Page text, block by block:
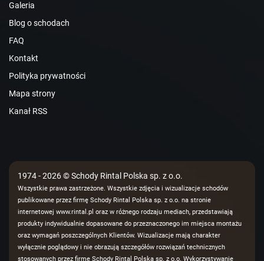
Galeria
Blog o schodach
FAQ
Kontakt
Polityka prywatności
Mapa strony
Kanał RSS
1974 - 2026 © Schody Rintal Polska sp. z o.o.
Wszystkie prawa zastrzeżone. Wszystkie zdjęcia i wizualizacje schodów
publikowane przez firmę Schody Rintal Polska sp. z o.o. na stronie
internetowej www.rintal.pl oraz w różnego rodzaju mediach, przedstawiają
produkty indywidualnie dopasowane do przeznaczonego im miejsca montażu
oraz wymagań poszczególnych Klientów. Wizualizacje mają charakter
wyłącznie poglądowy i nie obrazują szczegółów rozwiązań technicznych
stosowanych przez firmę Schody Rintal Polska sp. z o.o. Wykorzystywanie